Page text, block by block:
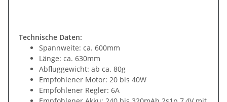
Technische Daten:
Spannweite: ca. 600mm
Länge: ca. 630mm
Abfluggewicht: ab ca. 80g
Empfohlener Motor: 20 bis 40W
Empfohlener Regler: 6A